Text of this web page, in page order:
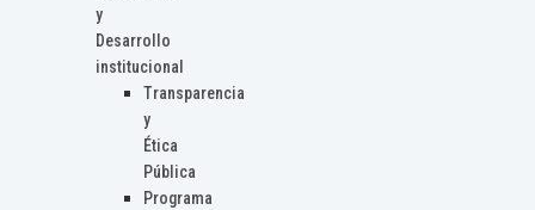
y
Desarrollo
institucional
Transparencia
y
Ética
Pública
Programa